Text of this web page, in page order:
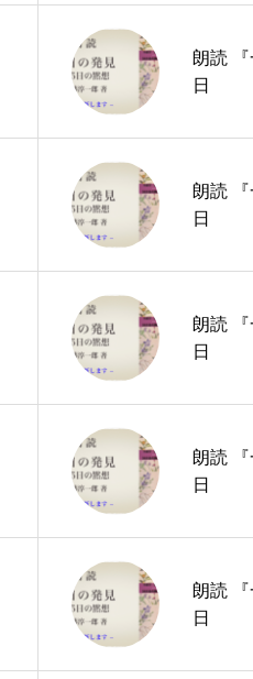
朗読
日
朗読
日
朗読
日
朗読
日
朗読
日